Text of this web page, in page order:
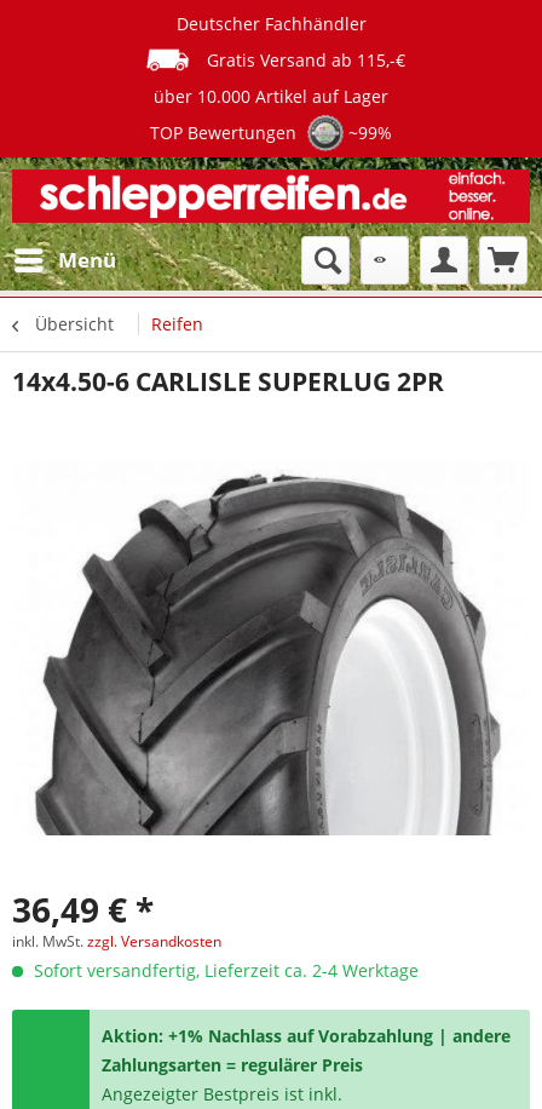
Deutscher Fachhändler
Gratis Versand ab 115,-€
über 10.000 Artikel auf Lager
TOP Bewertungen
~99%
Menü
Übersicht Reifen
14x4.50-6 CARLISLE SUPERLUG 2PR
36,49 € *
inkl. MwSt.zzgl. Versandkosten
Sofort versandfertig, Lieferzeit ca. 2-4 Werktage
Aktion: +1% Nachlass auf Vorabzahlung | andere
Zahlungsarten = regulärer Preis
Angezeigter Bestpreis ist inkl.